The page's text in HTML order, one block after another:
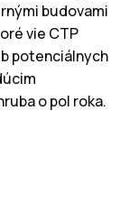
budovami
vie CTP
potenciálnych
o pol roka.